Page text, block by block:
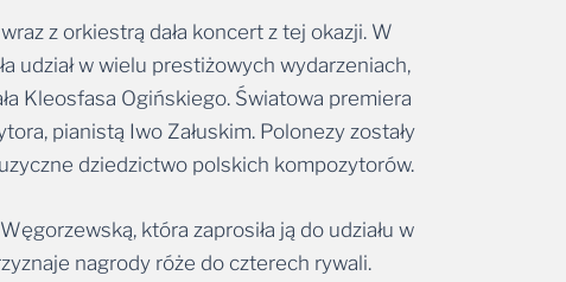
z orkiestrą dała koncert z tej okazji. W
udział w wielu prestiżowych wydarzeniach,
Kleosfasa Ogińskiego. Światowa premiera
pianistą Iwo Załuskim. Polonezy zostały
dziedzictwo polskich kompozytorów.
która zaprosiła ją do udziału w
nagrody róże do czterech rywali.